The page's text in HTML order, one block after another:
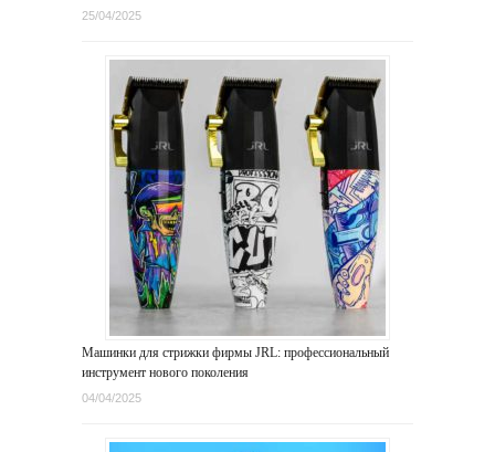
25/04/2025
Машинки для стрижки фирмы JRL: профессиональный
инструмент нового поколения
04/04/2025